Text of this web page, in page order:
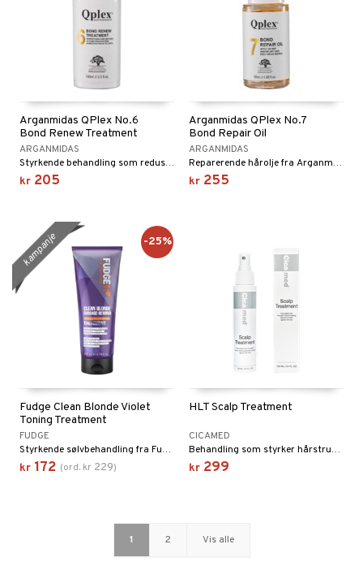
Arganmidas QPlex No.6
Bond Renew Treatment
ARGANMIDAS
Styrkende behandling som reduserer frizz fra Arganmidas QPlex
kr 205
Arganmidas QPlex No.7
Bond Repair Oil
ARGANMIDAS
Reparerende hårolje fra Arganmidas QPlex
kr 255
Fudge Clean Blonde Violet
Toning Treatment
FUDGE
Styrkende sølvbehandling fra Fudge
kr 172 (ord. kr 229)
kampanje -25%
HLT Scalp Treatment
CICAMED
Behandling som styrker hårstrukturen fra Cicamed.
kr 299
1 2 Vis alle